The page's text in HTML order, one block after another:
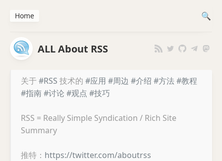
ALL About RSS
关于 #RSS 技术的 #应用 #周边 #介绍 #方法#教程
#指南#讨论 #观点 #技巧
RSS = Really Simple Syndication / Rich Site
Summary
推特： https://twitter.com/aboutrss
Home